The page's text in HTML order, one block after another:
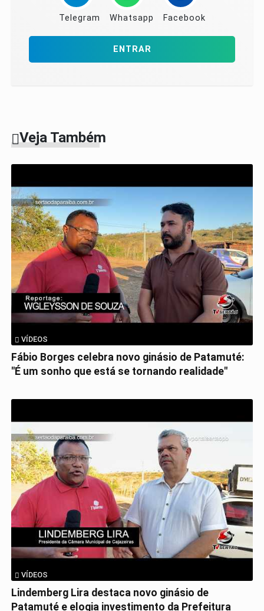
Telegram Whatsapp Facebook
ENTRAR
Veja Também
VÍDEOS
Fábio Borges celebra novo ginásio de Patamuté:
"É um sonho que está se tornando realidade"
VÍDEOS
Lindemberg Lira destaca novo ginásio de
Patamuté e elogia investimento da Prefeitura